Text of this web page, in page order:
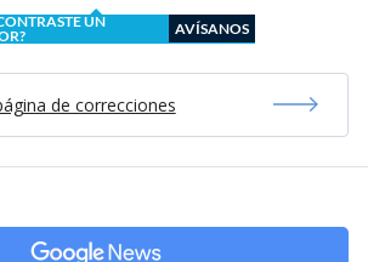
UN
AVÍSANOS
de correcciones